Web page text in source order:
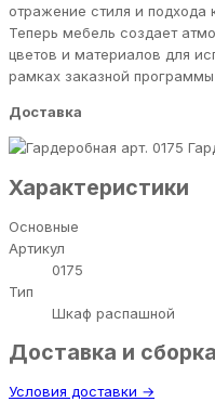
отражение стиля и подхода
Теперь мебель создает
цветов и материалов для
рамках заказной
Доставка
Характеристики
Основные
Артикул
0175
Тип
Шкаф распашной
Доставка и сборка
Условия доставки →